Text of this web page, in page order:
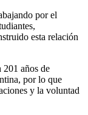
por el
esta relación
201 años de
por lo que
y la voluntad